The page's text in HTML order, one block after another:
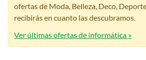
ofertas de Moda, Belleza, Deco,
recibirás en cuanto las descubramos.
Ver últimas ofertas de informática »